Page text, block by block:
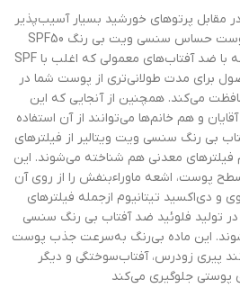
پرتوهای خورشید بسیار آسیب‌پذیر
است، فلوئید ضد آفتاب پوست حساس سنسی ویت بی رنگ SPF50
ویتالیر عرضه شده. در مقایسه با ضد آفتاب‌های معمولی که اغلب با SPF
برای مدت طولانی‌تری از پوست شما در
می‌کند. همچنین از آنجایی‌ که این
و هم خانم‌ها می‌توانند از آن استفاده
بی رنگ سنسی ویت ویتالیر از فیلترهای
فیلترهای معدنی هم شناخته می‌شوند. این
پوست، اشعه ماوراء‌بنفش را از روی آن
دی‌اکسید تیتانیوم ازجمله فیلترهای
تولید فلوئید ضد آفتاب بی رنگ سنسی
این ماده بی‌رنگ به‌سرعت جذب پوست
پیری زودرس، آفتاب‌سوختگی و دیگر
پوستی جلوگیری می‌کند